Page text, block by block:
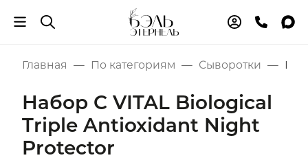
Главная По категориям Сыворотки
Набор C VITAL Biological
Triple Antioxidant Night
Protector